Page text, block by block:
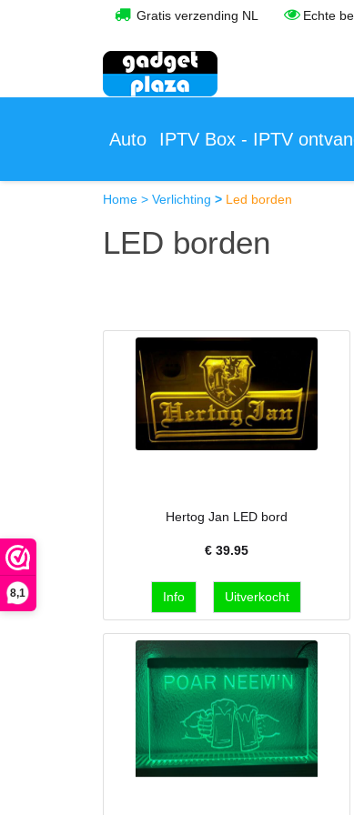
8,1
Gratis verzending NL Echte
Auto IPTV Box - IPTV
Home > Verlichting > Led borden
LED borden
Hertog Jan LED bord
€ 39.95